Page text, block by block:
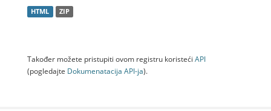
HTML ZIP
Također možete pristupiti ovom registru koristeći API
(pogledajte Dokumenаtаcijа API-jа).